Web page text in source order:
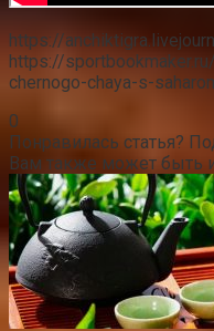
https://
https://
chernogo-chaya-s-
0
Понравилась статья?
Вам также может быть